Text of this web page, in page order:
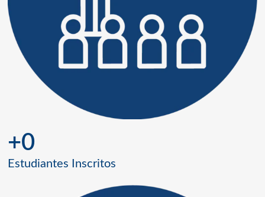
Estudiantes Inscritos
+0